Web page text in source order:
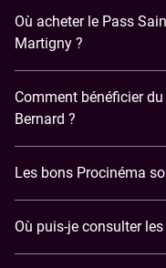
Où acheter le Pass
Martigny ?
Comment bénéficier
Bernard ?
Les bons Procinéma
Où puis-je consulter